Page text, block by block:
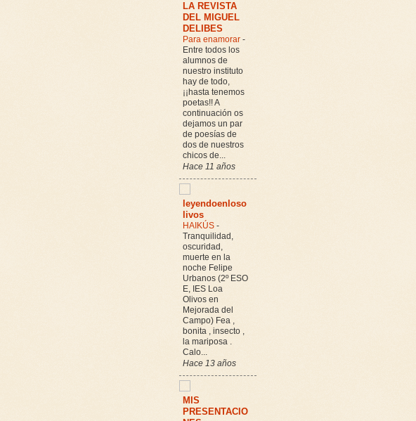
LA REVISTA
DEL MIGUEL
DELIBES
Para enamorar -
Entre todos los
alumnos de
nuestro instituto
hay de todo,
¡¡hasta tenemos
poetas!! A
continuación os
dejamos un par
de poesías de
dos de nuestros
chicos de...
Hace 11 años
leyendoenloso
livos
HAIKÚS -
Tranquilidad,
oscuridad,
muerte en la
noche Felipe
Urbanos (2º ESO
E, IES Loa
Olivos en
Mejorada del
Campo) Fea ,
bonita , insecto ,
la mariposa .
Calo...
Hace 13 años
MIS
PRESENTACIO